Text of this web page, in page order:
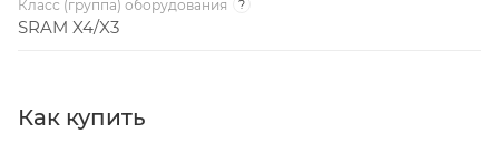
Класс (группа) оборудования ?
SRAM X4/X3
Как купить